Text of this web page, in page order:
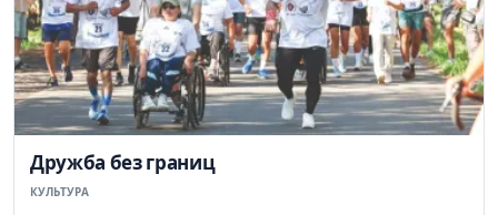
Дружба без границ
КУЛЬТУРА